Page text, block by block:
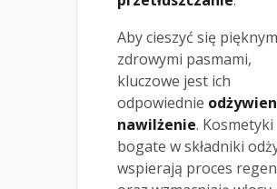
Aby cieszyć się
zdrowymi pasmami,
kluczowe jest ich
odpowiednie
nawilżenie. Kosmetyki
bogate w składniki
wspierają proces